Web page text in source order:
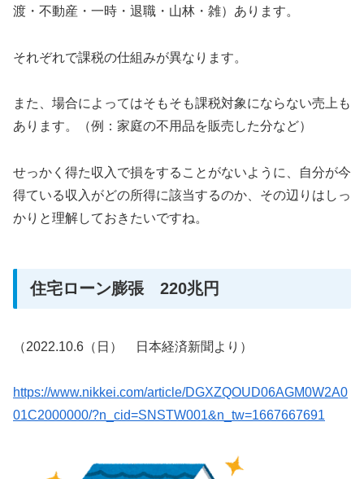
渡・不動産・一時・退職・山林・雑）あります。
それぞれで課税の仕組みが異なります。
また、場合によってはそもそも課税対象にならない売上も
あります。（例：家庭の不用品を販売した分など）
せっかく得た収入で損をすることがないように、自分が今
得ている収入がどの所得に該当するのか、その辺りはしっ
かりと理解しておきたいですね。
住宅ローン膨張 220兆円
（2022.10.6（日） 日本経済新聞より）
https://www.nikkei.com/article/DGXZQOUD06AGM0W2A0
01C2000000/?n_cid=SNSTW001&n_tw=1667667691